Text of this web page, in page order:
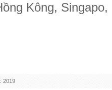
Kông,
2019